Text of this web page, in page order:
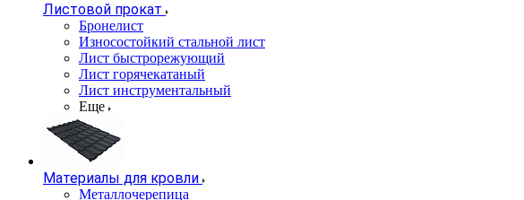
Листовой прокат
Бронелист
Износостойкий стальной лист
Лист быстрорежующий
Лист горячекатаный
Лист инструментальный
Еще
Материалы для кровли
Металлочерепица